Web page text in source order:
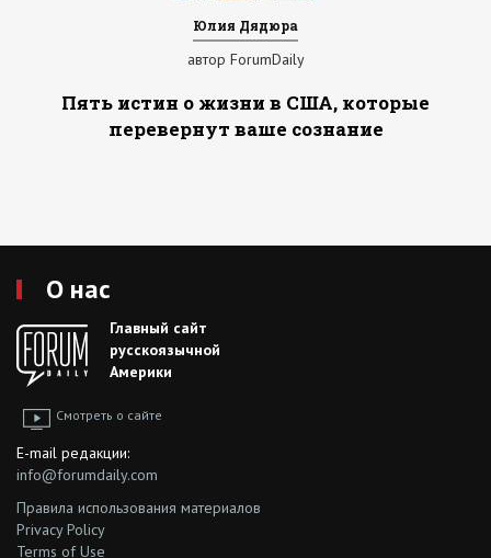
Юлия Дядюра
автор ForumDaily
Пять истин о жизни в США, которые
перевернут ваше сознание
О нас
Главный сайт
русскоязычной
Америки
Смотреть о сайте
E-mail редакции:
info@forumdaily.com
Правила использования материалов
Privacy Policy
Terms of Use